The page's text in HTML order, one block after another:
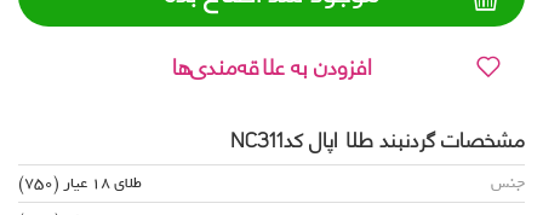
افزودن به علاقه‌مندی‌ها
مشخصات گردنبند طلا اپال کدNC311
جنس
طلای 18 عیار (750)